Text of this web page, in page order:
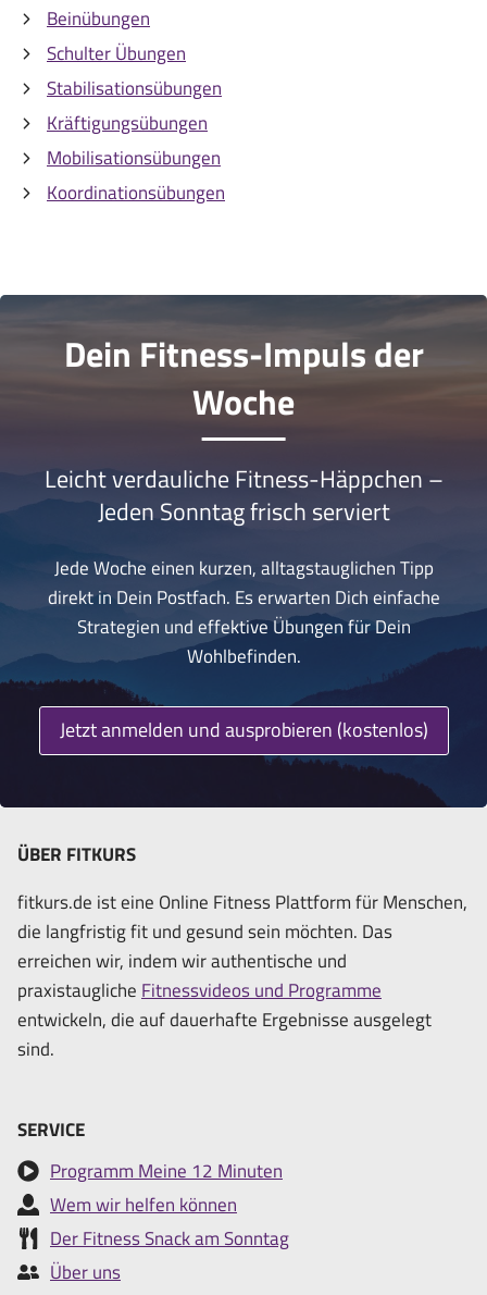
Beinübungen
Schulter Übungen
Stabilisationsübungen
Kräftigungsübungen
Mobilisationsübungen
Koordinationsübungen
Dein Fitness-Impuls der
Woche
Leicht verdauliche Fitness-Häppchen –
Jeden Sonntag frisch serviert
Jede Woche einen kurzen, alltagstauglichen Tipp
direkt in Dein Postfach. Es erwarten Dich einfache
Strategien und effektive Übungen für Dein
Wohlbefinden.
Jetzt anmelden und ausprobieren (kostenlos)
ÜBER FITKURS
fitkurs.de ist eine Online Fitness Plattform für Menschen,
die langfristig fit und gesund sein möchten. Das
erreichen wir, indem wir authentische und
praxistaugliche Fitnessvideos und Programme
entwickeln, die auf dauerhafte Ergebnisse ausgelegt
sind.
SERVICE
Programm Meine 12 Minuten
Wem wir helfen können
Der Fitness Snack am Sonntag
Über uns